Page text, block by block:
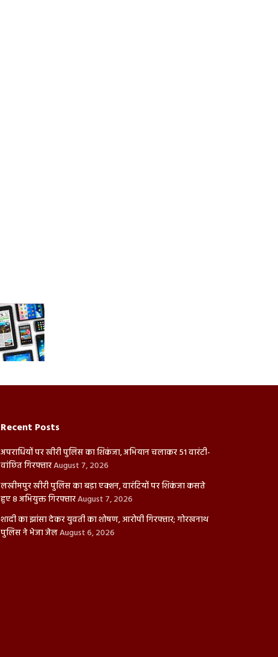
Recent Posts
अपराधियों पर खीरी पुलिस का शिकंजा, अभियान चलाकर 51 वारंटी-
वांछित गिरफ्तारAugust 7, 2026
लखीमपुर खीरी पुलिस का बड़ा एक्शन, वारंटियों पर शिकंजा कसते
हुए 8 अभियुक्त गिरफ्तारAugust 7, 2026
शादी का झांसा देकर युवती का शोषण, आरोपी गिरफ्तार; गोरखनाथ
पुलिस ने भेजा जेलAugust 6, 2026